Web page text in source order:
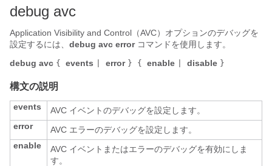
debug avc
Application Visibility and Control（AVC）オプションのデバッグを
設定するには、 debug avc error コマンドを使用します。
debug avc { events error } { enable disable }
構文の説明
events
AVC イベントのデバッグを設定します。
error
AVC エラーのデバッグを設定します。
enable
AVC イベントまたはエラーのデバッグを有効にしま
す。